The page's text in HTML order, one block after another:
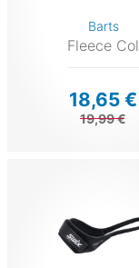
Barts
Fleece Col
18,65 €
19,99 €